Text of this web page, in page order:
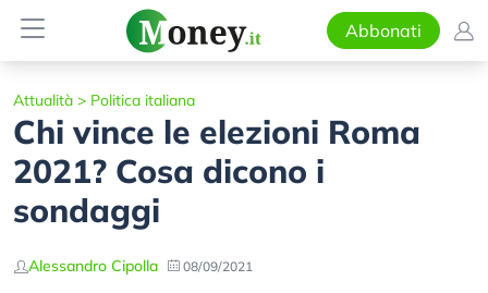
Abbonati
Attualità > Politica italiana
Chi vince le elezioni Roma
2021? Cosa dicono i
sondaggi
Alessandro Cipolla 08/09/2021